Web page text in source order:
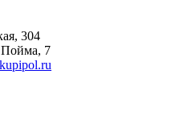
304
Пойма, 7